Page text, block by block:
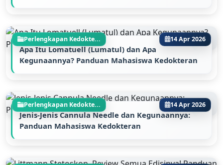
Perlengkapan Kedokte... 14 Apr 2026
Apa Itu Lomatuell (Lumatul) dan Apa
Kegunaannya? Panduan Mahasiswa Kedokteran
Perlengkapan Kedokte... 14 Apr 2026
Jenis-Jenis Cannula Needle dan Kegunaannya:
Panduan Mahasiswa Kedokteran